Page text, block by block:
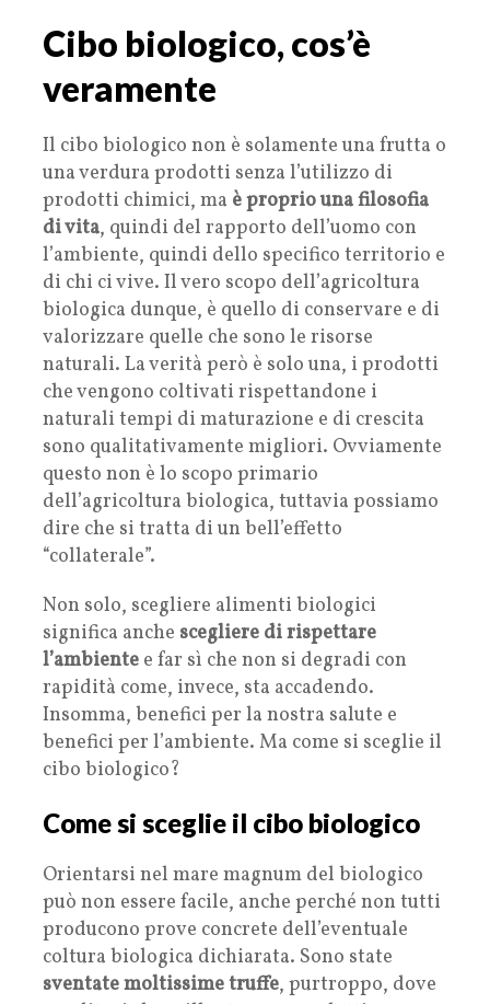
Cibo biologico, cos’è
veramente
Il cibo biologico non è solamente una frutta o
una verdura prodotti senza l’utilizzo di
prodotti chimici, ma è proprio una filosofia
di vita, quindi del rapporto dell’uomo con
l’ambiente, quindi dello specifico territorio e
di chi ci vive. Il vero scopo dell’agricoltura
biologica dunque, è quello di conservare e di
valorizzare quelle che sono le risorse
naturali. La verità però è solo una, i prodotti
che vengono coltivati rispettandone i
naturali tempi di maturazione e di crescita
sono qualitativamente migliori. Ovviamente
questo non è lo scopo primario
dell’agricoltura biologica, tuttavia possiamo
dire che si tratta di un bell’effetto
“collaterale”.
Non solo, scegliere alimenti biologici
significa anche scegliere di rispettare
l’ambiente e far sì che non si degradi con
rapidità come, invece, sta accadendo.
Insomma, benefici per la nostra salute e
benefici per l’ambiente. Ma come si sceglie il
cibo biologico?
Come si sceglie il cibo biologico
Orientarsi nel mare magnum del biologico
può non essere facile, anche perché non tutti
producono prove concrete dell’eventuale
coltura biologica dichiarata. Sono state
sventate moltissime truffe, purtroppo, dove